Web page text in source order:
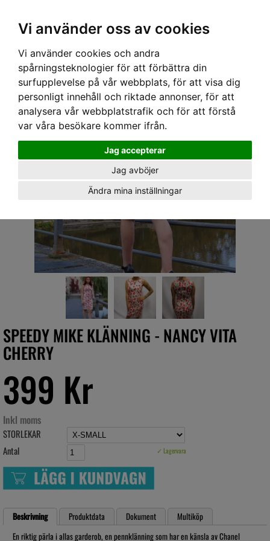
Vi använder oss av cookies
Vi använder cookies och andra
spårningsteknologier för att förbättra din
surfupplevelse på vår webbplats, för att visa dig
personligt innehåll och riktade annonser, för att
analysera vår webbplatstrafik och för att förstå
var våra besökare kommer ifrån.
Jag accepterar
Jag avböjer
Ändra mina inställningar
Hem› DAM›KLÄNNINGAR› SPEEDY MIKE KLÄNNING - NANCY VITA CHERRY
SPEEDY MIKE KLÄNNING - NANCY VITA
CHERRY
399 Kr
Inkl moms
STORLEKAR
Antal
✓ Lagervara
Beskrivning Produktdata Dokument
Multiköp
En riktig pärla i allas garderob, en pennklänning som har en känsla av Chanel